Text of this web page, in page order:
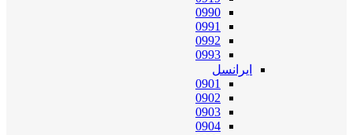
0990
0991
0992
0993
ایرانسل
0901
0902
0903
0904